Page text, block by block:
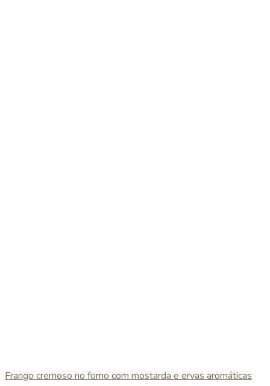
Frango cremoso no forno com mostarda e ervas aromáticas